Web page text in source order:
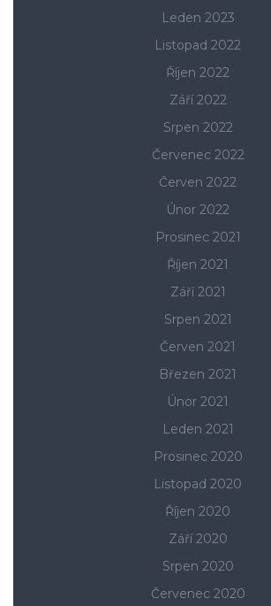
Leden 2023
Listopad 2022
Říjen 2022
Září 2022
Srpen 2022
Červenec 2022
Červen 2022
Únor 2022
Prosinec 2021
Říjen 2021
Září 2021
Srpen 2021
Červen 2021
Březen 2021
Únor 2021
Leden 2021
Prosinec 2020
Listopad 2020
Říjen 2020
Září 2020
Srpen 2020
Červenec 2020